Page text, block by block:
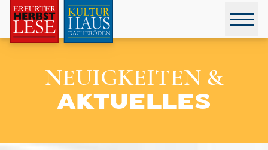
NEUIGKEITEN &
AKTUELLES